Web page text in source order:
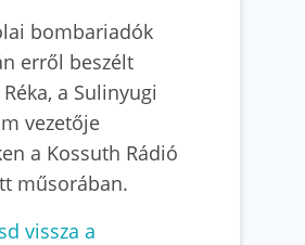
bombariadók
erről beszélt
a Sulinyugi
vezetője
a Kossuth Rádió
műsorában.
vissza a